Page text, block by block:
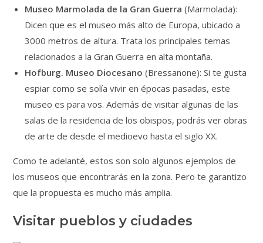
Museo Marmolada de la Gran Guerra (Marmolada):
Dicen que es el museo más alto de Europa, ubicado a
3000 metros de altura. Trata los principales temas
relacionados a la Gran Guerra en alta montaña.
Hofburg. Museo Diocesano (Bressanone): Si te gusta
espiar como se solía vivir en épocas pasadas, este
museo es para vos. Además de visitar algunas de las
salas de la residencia de los obispos, podrás ver obras
de arte de desde el medioevo hasta el siglo XX.
Como te adelanté, estos son solo algunos ejemplos de
los museos que encontrarás en la zona. Pero te garantizo
que la propuesta es mucho más amplia.
Visitar pueblos y ciudades